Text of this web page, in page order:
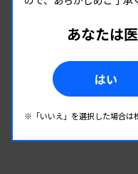
あなたは
はい
※「いいえ」を選択した場合は